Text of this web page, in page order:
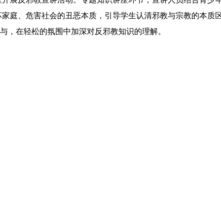
庭、危害社会的丑恶本质，引导学生认清邪教与宗教的本质
，在轻松的氛围中加深对反邪教知识的理解。